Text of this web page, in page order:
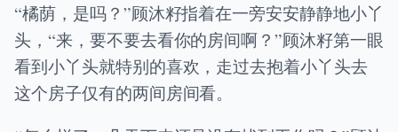
“橘荫，是吗？”顾沐籽指着在一旁安安静静地小丫
头，“来，要不要去看你的房间啊？”顾沐籽第一眼
看到小丫头就特别的喜欢，走过去抱着小丫头去
这个房子仅有的两间房间看。